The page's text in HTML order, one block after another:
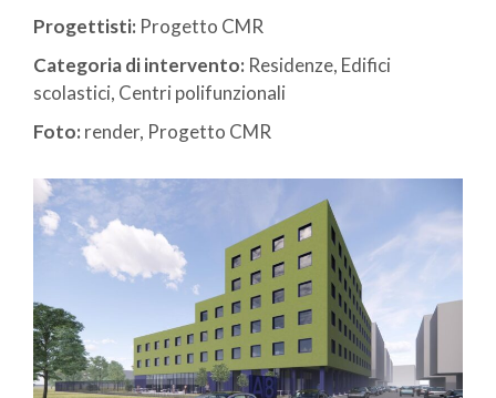
Progettisti: Progetto CMR
Categoria di intervento: Residenze, Edifici
scolastici, Centri polifunzionali
Foto: render, Progetto CMR